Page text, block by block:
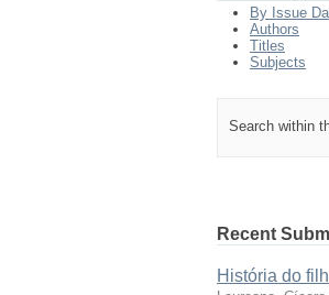
By Issue
Authors
Titles
Subjects
Search within
Recent
História do